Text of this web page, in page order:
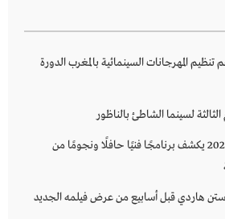
المهرجانات السينمائية بالمغرب الدورة
لسينما الشاطئ بالناظور
مهرجان صيف الأوداية 2026 يكشف برنامجًا فنيًا حافلًا ونجومًا من
هاردي قبل أسابيع من عرض فيلمه الجديد